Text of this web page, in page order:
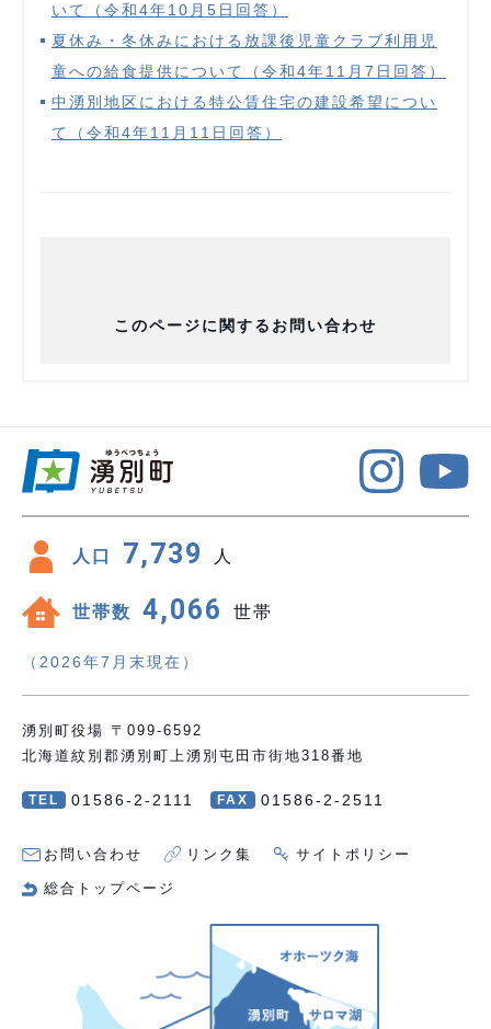
いて（令和4年10月5日回答）
夏休み・冬休みにおける放課後児童クラブ利用児
童への給食提供について（令和4年11月7日回答）
中湧別地区における特公賃住宅の建設希望につい
て（令和4年11月11日回答）
このページに関するお問い合わせ
人口 7,739 人
世帯数 4,066 世帯
（2026年7月末現在）
湧別町役場 〒099-6592
北海道紋別郡湧別町上湧別屯田市街地318番地
TEL 01586-2-2111 FAX 01586-2-2511
お問い合わせ リンク集 サイトポリシー
総合トップページ